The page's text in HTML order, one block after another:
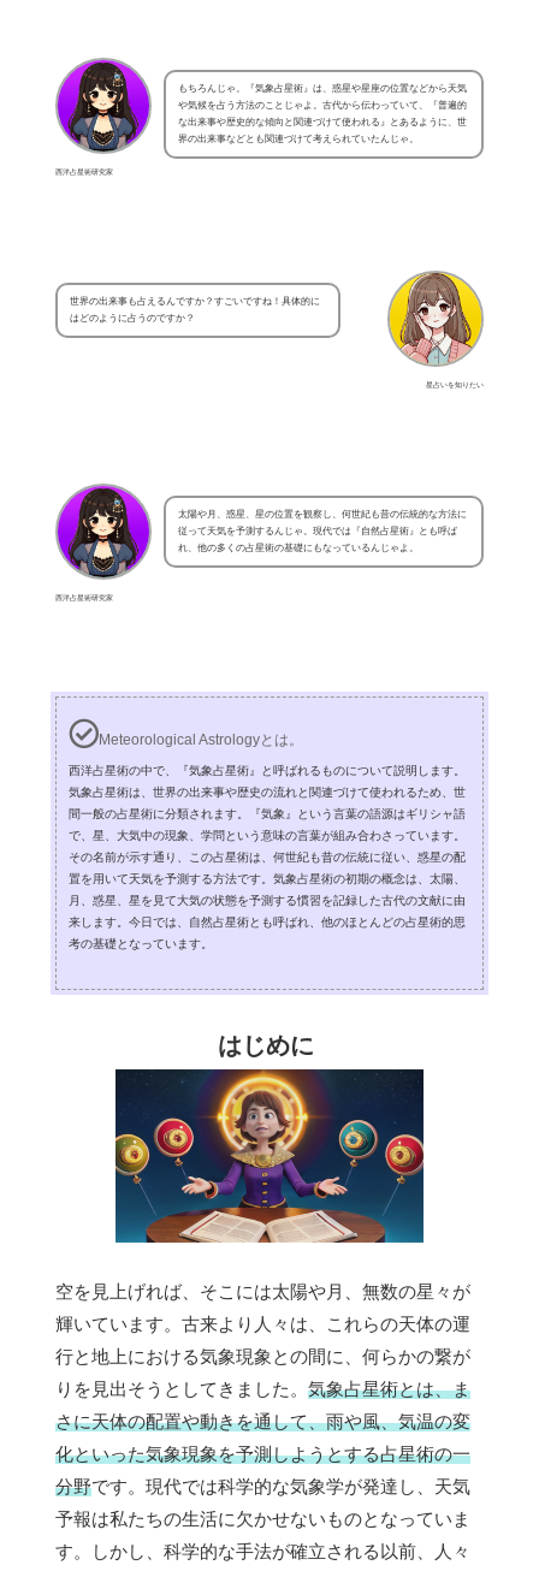
西洋占星術研究家
もちろんじゃ。『気象占星術』は、惑星や星座の位置などから天気
や気候を占う方法のことじゃよ。古代から伝わっていて、『普遍的
な出来事や歴史的な傾向と関連づけて使われる』とあるように、世
界の出来事などとも関連づけて考えられていたんじゃ。
星占いを知りたい
世界の出来事も占えるんですか？すごいですね！具体的に
はどのように占うのですか？
西洋占星術研究家
太陽や月、惑星、星の位置を観察し、何世紀も昔の伝統的な方法に
従って天気を予測するんじゃ。現代では『自然占星術』とも呼ば
れ、他の多くの占星術の基礎にもなっているんじゃよ。
Meteorological Astrologyとは。
西洋占星術の中で、『気象占星術』と呼ばれるものについて説明します。
気象占星術は、世界の出来事や歴史の流れと関連づけて使われるため、世
間一般の占星術に分類されます。『気象』という言葉の語源はギリシャ語
で、星、大気中の現象、学問という意味の言葉が組み合わさっています。
その名前が示す通り、この占星術は、何世紀も昔の伝統に従い、惑星の配
置を用いて天気を予測する方法です。気象占星術の初期の概念は、太陽、
月、惑星、星を見て大気の状態を予測する慣習を記録した古代の文献に由
来します。今日では、自然占星術とも呼ばれ、他のほとんどの占星術的思
考の基礎となっています。
はじめに
空を見上げれば、そこには太陽や月、無数の星々が
輝いています。古来より人々は、これらの天体の運
行と地上における気象現象との間に、何らかの繋が
りを見出そうとしてきました。 気象占星術とは、ま
さに天体の配置や動きを通して、雨や風、気温の変
化といった気象現象を予測しようとする占星術の一
分野です。現代では科学的な気象学が発達し、天気
予報は私たちの生活に欠かせないものとなっていま
す。しかし、科学的な手法が確立される以前、人々